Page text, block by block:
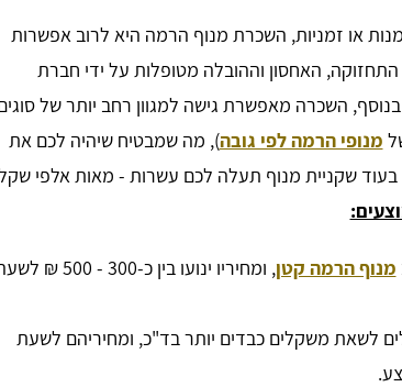
או זמניות, השכרת מנוף הרמה היא לרוב אפשרות
האחסון וההובלה מטופלות על ידי חברת
השכרה מאפשרת גישה למגוון רחב יותר של
מנופי הרמה לפי גובה), מה שמבטיח שיהיה לכם את
בעוד שקניית מנוף תעלה לכם עשרות - מאות אלפי
מנוף הרמה קטן, ומחיריו ינועו בין כ-300 - 500 ₪ לשעה.
לשאת משקלים כבדים יותר בד"כ, ומחיריהם לשעת